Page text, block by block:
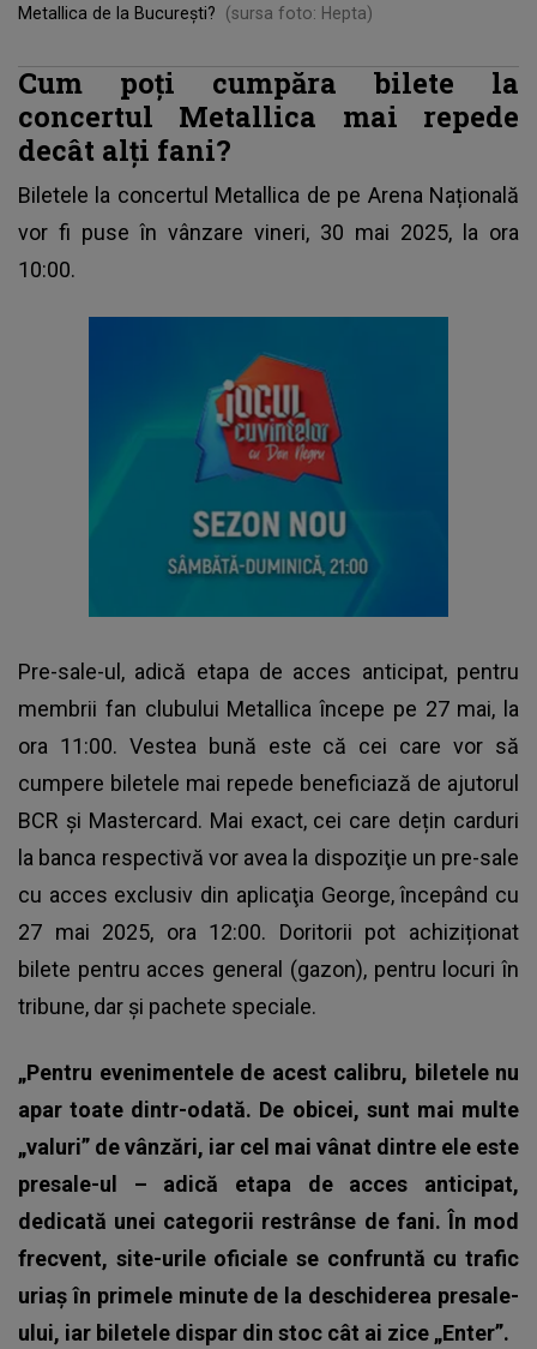
Metallica de la București?
(sursa foto: Hepta)
Cum poți cumpăra bilete la
concertul Metallica mai repede
decât alți fani?
Biletele la concertul Metallica de pe Arena Națională
vor fi puse în vânzare vineri, 30 mai 2025, la ora
10:00.
Pre-sale-ul, adică etapa de acces anticipat, pentru
membrii fan clubului Metallica începe pe 27 mai, la
ora 11:00. Vestea bună este că cei care vor să
cumpere biletele mai repede beneficiază de ajutorul
BCR și Mastercard. Mai exact, cei care dețin carduri
la banca respectivă vor avea la dispoziţie un pre-sale
cu acces exclusiv din aplicaţia George, începând cu
27 mai 2025, ora 12:00. Doritorii pot achiziționat
bilete pentru acces general (gazon), pentru locuri în
tribune, dar și pachete speciale.
„Pentru evenimentele de acest calibru, biletele nu
apar toate dintr-odată. De obicei, sunt mai multe
„valuri” de vânzări, iar cel mai vânat dintre ele este
presale-ul – adică etapa de acces anticipat,
dedicată unei categorii restrânse de fani. În mod
frecvent, site-urile oficiale se confruntă cu trafic
uriaș în primele minute de la deschiderea presale-
ului, iar biletele dispar din stoc cât ai zice „Enter”.